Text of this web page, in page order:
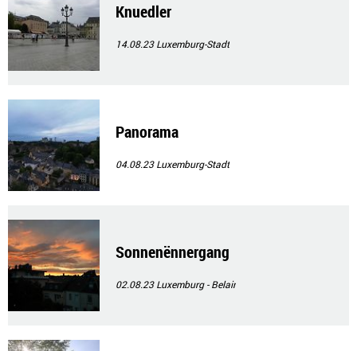
Knuedler
14.08.23Luxemburg-Stadt
Panorama
04.08.23Luxemburg-Stadt
Sonnenënnergang
02.08.23Luxemburg - Belair